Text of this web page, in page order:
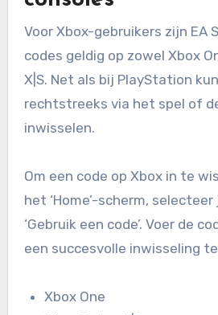
Voor Xbox-gebruikers zijn EA
codes geldig op zowel Xbox
X|S. Net als bij PlayStation
rechtstreeks via het spel of
inwisselen.
Om een code op Xbox in te
het ‘Home’-scherm, selecteer
‘Gebruik een code’. Voer de
een succesvolle inwisseling
Xbox One